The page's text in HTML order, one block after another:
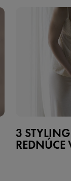
3
REDNÚCE